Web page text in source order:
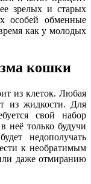
зрелых и старых
особей обменные
как у молодых
кошки
из клеток. Любая
из жидкости. Для
свой набор
неё только будучи
недополучать
к необратимым
даже отмиранию